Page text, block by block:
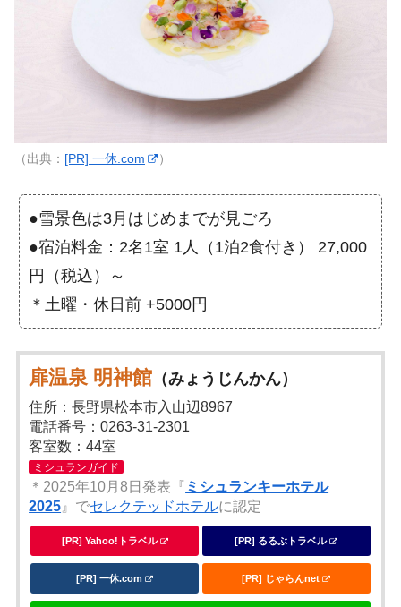
（出典： [PR] 一休.com ）
●雪景色は3月はじめまでが見ごろ
●宿泊料金：2名1室 1人（1泊2食付き） 27,000
円（税込）～
＊土曜・休日前 +5000円
扉温泉 明神館 （みょうじんかん）
住所：長野県松本市入山辺8967
電話番号：0263-31-2301
客室数：44室
ミシュランガイド
＊2025年10月8日発表『 ミシュランキーホテル
2025』でセレクテッドホテルに認定
[PR] Yahoo!トラベル [PR] るるぶトラベル
[PR] 一休.com [PR] じゃらんnet